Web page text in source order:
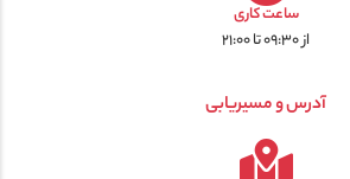
ساعت کاری
از ۰۹:۳۰ تا ۲۱:۰۰
آدرس و مسیریابی